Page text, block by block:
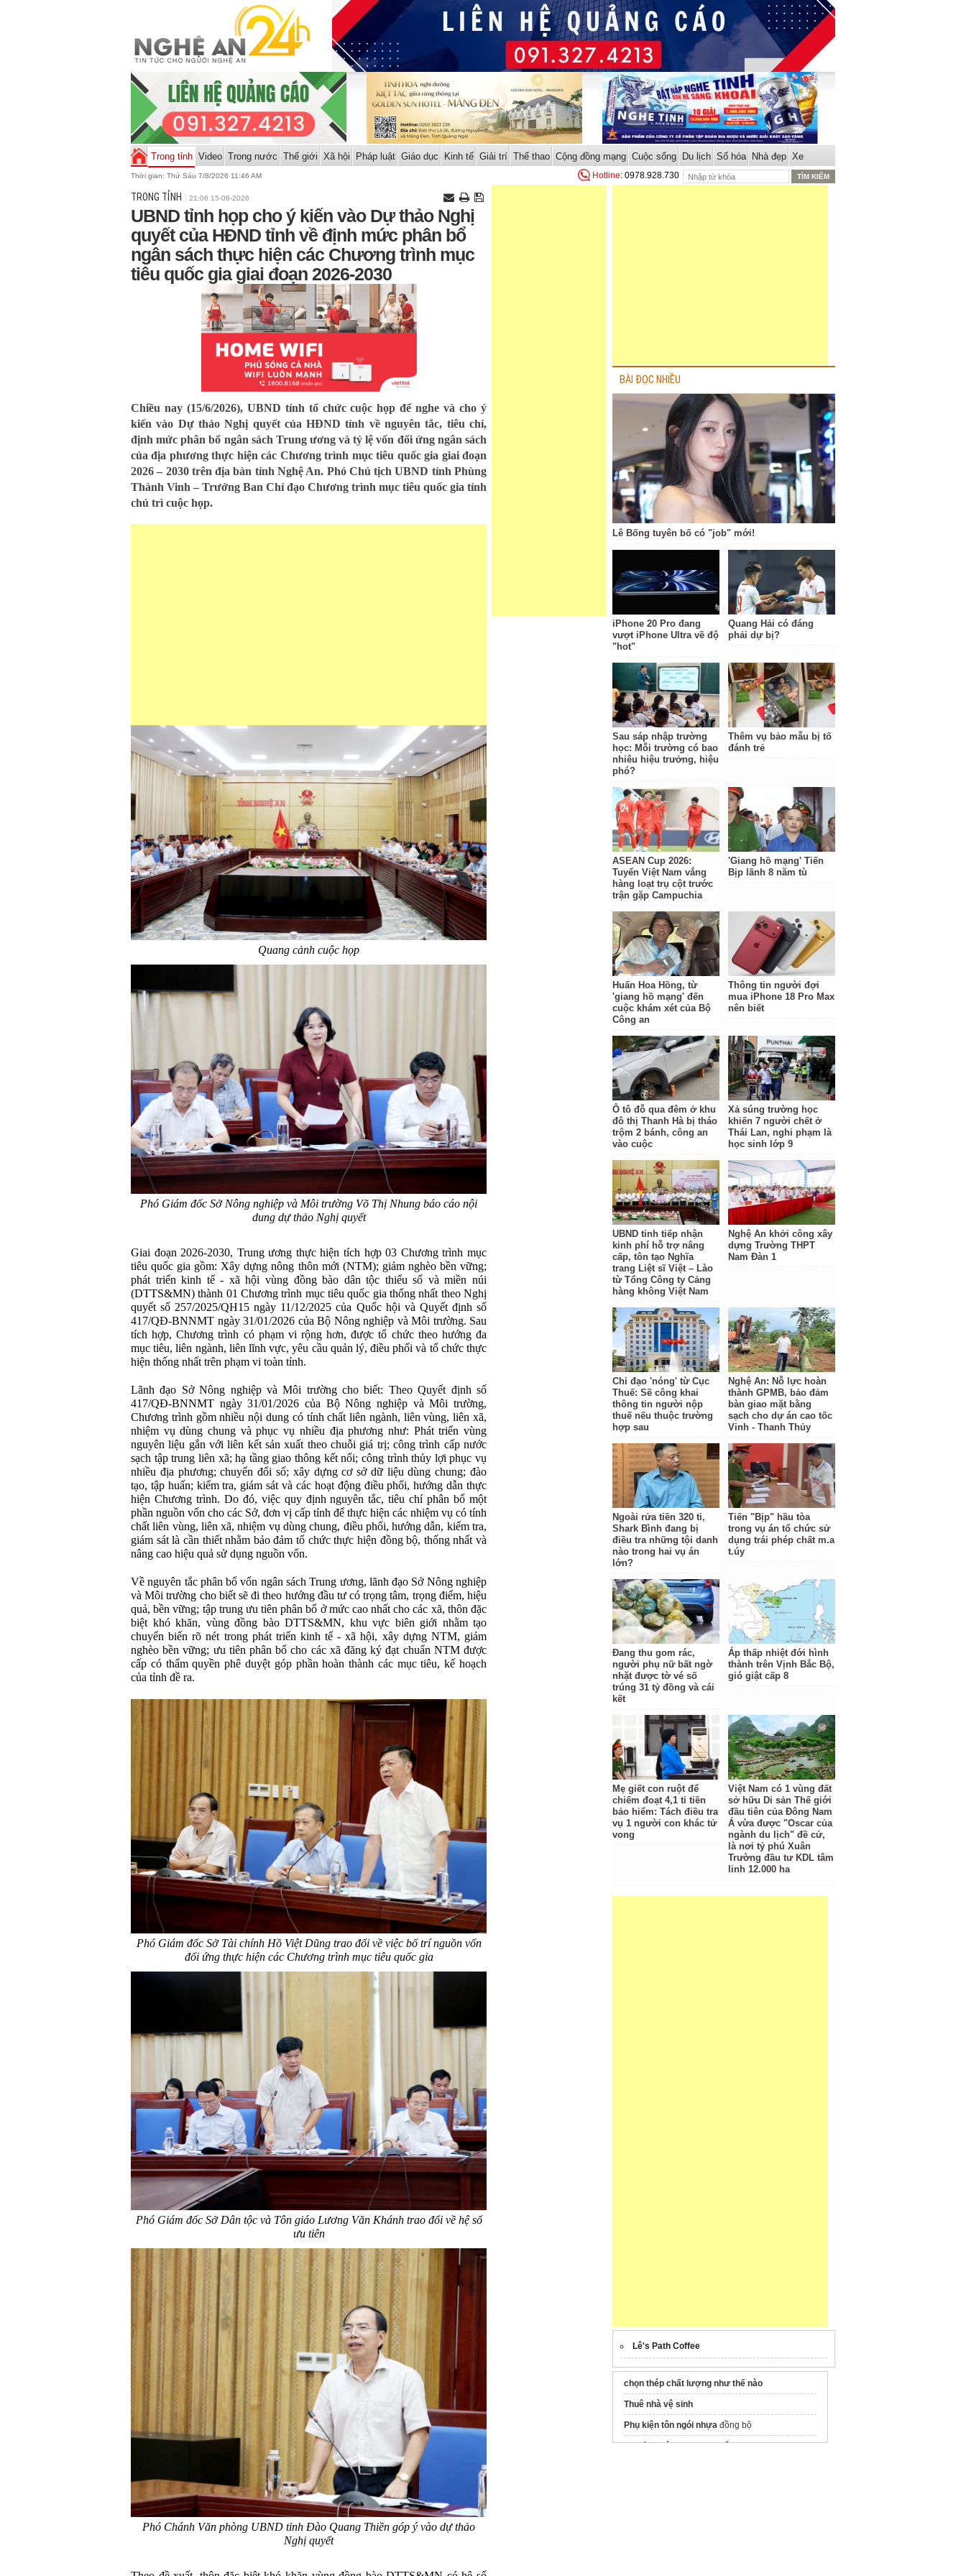
Trong tỉnh Video Trong nước Thế giới Xã hội Pháp luật Giáo dục Kinh tế Giải trí Thể thao Cộng đồng mạng Cuộc sống Du lịch Số hóa Nhà đẹp Xe
Thời gian: Thứ Sáu 7/8/2026 11:46 AM Hotline: 0978.928.730
TRONG TỈNH 21:06 15-06-2026
UBND tỉnh họp cho ý kiến vào Dự thảo Nghị
quyết của HĐND tỉnh về định mức phân bổ
ngân sách thực hiện các Chương trình mục
tiêu quốc gia giai đoạn 2026-2030
Chiều nay (15/6/2026), UBND tỉnh tổ chức cuộc họp để nghe và cho ý
kiến vào Dự thảo Nghị quyết của HĐND tỉnh về nguyên tắc, tiêu chí,
định mức phân bổ ngân sách Trung ương và tỷ lệ vốn đối ứng ngân sách
của địa phương thực hiện các Chương trình mục tiêu quốc gia giai đoạn
2026 – 2030 trên địa bàn tỉnh Nghệ An. Phó Chủ tịch UBND tỉnh Phùng
Thành Vinh – Trưởng Ban Chỉ đạo Chương trình mục tiêu quốc gia tỉnh
chủ trì cuộc họp.
Quang cảnh cuộc họp
Phó Giám đốc Sở Nông nghiệp và Môi trường Võ Thị Nhung báo cáo nội
dung dự thảo Nghị quyết
Giai đoạn 2026-2030, Trung ương thực hiện tích hợp 03 Chương trình mục
tiêu quốc gia gồm: Xây dựng nông thôn mới (NTM); giảm nghèo bền vững;
phát triển kinh tế - xã hội vùng đồng bào dân tộc thiểu số và miền núi
(DTTS&MN) thành 01 Chương trình mục tiêu quốc gia thống nhất theo Nghị
quyết số 257/2025/QH15 ngày 11/12/2025 của Quốc hội và Quyết định số
417/QĐ-BNNMT ngày 31/01/2026 của Bộ Nông nghiệp và Môi trường. Sau
tích hợp, Chương trình có phạm vi rộng hơn, được tổ chức theo hướng đa
mục tiêu, liên ngành, liên lĩnh vực, yêu cầu quản lý, điều phối và tổ chức thực
hiện thống nhất trên phạm vi toàn tỉnh.
Lãnh đạo Sở Nông nghiệp và Môi trường cho biết: Theo Quyết định số
417/QĐ-BNNMT ngày 31/01/2026 của Bộ Nông nghiệp và Môi trường,
Chương trình gồm nhiều nội dung có tính chất liên ngành, liên vùng, liên xã,
nhiệm vụ dùng chung và phục vụ nhiều địa phương như: Phát triển vùng
nguyên liệu gắn với liên kết sản xuất theo chuỗi giá trị; công trình cấp nước
sạch tập trung liên xã; hạ tầng giao thông kết nối; công trình thủy lợi phục vụ
nhiều địa phương; chuyển đổi số; xây dựng cơ sở dữ liệu dùng chung; đào
tạo, tập huấn; kiểm tra, giám sát và các hoạt động điều phối, hướng dẫn thực
hiện Chương trình. Do đó, việc quy định nguyên tắc, tiêu chí phân bổ một
phần nguồn vốn cho các Sở, đơn vị cấp tỉnh để thực hiện các nhiệm vụ có tính
chất liên vùng, liên xã, nhiệm vụ dùng chung, điều phối, hướng dẫn, kiểm tra,
giám sát là cần thiết nhằm bảo đảm tổ chức thực hiện đồng bộ, thống nhất và
nâng cao hiệu quả sử dụng nguồn vốn.
Về nguyên tắc phân bổ vốn ngân sách Trung ương, lãnh đạo Sở Nông nghiệp
và Môi trường cho biết sẽ đi theo hướng đầu tư có trọng tâm, trọng điểm, hiệu
quả, bền vững; tập trung ưu tiên phân bổ ở mức cao nhất cho các xã, thôn đặc
biệt khó khăn, vùng đồng bào DTTS&MN, khu vực biên giới nhằm tạo
chuyển biến rõ nét trong phát triển kinh tế - xã hội, xây dựng NTM, giảm
nghèo bền vững; ưu tiên phân bổ cho các xã đăng ký đạt chuẩn NTM được
cấp có thẩm quyền phê duyệt góp phần hoàn thành các mục tiêu, kế hoạch
của tỉnh đề ra.
Phó Giám đốc Sở Tài chính Hồ Việt Dũng trao đổi về việc bố trí nguồn vốn
đối ứng thực hiện các Chương trình mục tiêu quốc gia
Phó Giám đốc Sở Dân tộc và Tôn giáo Lương Văn Khánh trao đổi về hệ số
ưu tiên
Phó Chánh Văn phòng UBND tỉnh Đào Quang Thiền góp ý vào dự thảo
Nghị quyết
BÀI ĐỌC NHIỀU
Lê Bống tuyên bố có "job" mới!
iPhone 20 Pro đang
vượt iPhone Ultra về độ
"hot"
Quang Hải có đáng
phải dự bị?
Sau sáp nhập trường
học: Mỗi trường có bao
nhiêu hiệu trưởng, hiệu
phó?
Thêm vụ bảo mẫu bị tố
đánh trẻ
ASEAN Cup 2026:
Tuyển Việt Nam vắng
hàng loạt trụ cột trước
trận gặp Campuchia
'Giang hồ mạng' Tiến
Bịp lãnh 8 năm tù
Huấn Hoa Hồng, từ
'giang hồ mạng' đến
cuộc khám xét của Bộ
Công an
Thông tin người đợi
mua iPhone 18 Pro Max
nên biết
Ô tô đỗ qua đêm ở khu
đô thị Thanh Hà bị tháo
trộm 2 bánh, công an
vào cuộc
Xả súng trường học
khiến 7 người chết ở
Thái Lan, nghi phạm là
học sinh lớp 9
UBND tỉnh tiếp nhận
kinh phí hỗ trợ nâng
cấp, tôn tạo Nghĩa
trang Liệt sĩ Việt – Lào
từ Tổng Công ty Cảng
hàng không Việt Nam
Nghệ An khởi công xây
dựng Trường THPT
Nam Đàn 1
Chỉ đạo 'nóng' từ Cục
Thuế: Sẽ công khai
thông tin người nộp
thuế nếu thuộc trường
hợp sau
Nghệ An: Nỗ lực hoàn
thành GPMB, bảo đảm
bàn giao mặt bằng
sạch cho dự án cao tốc
Vinh - Thanh Thủy
Ngoài rửa tiền 320 tỉ,
Shark Bình đang bị
điều tra những tội danh
nào trong hai vụ án
lớn?
Tiến "Bịp" hầu tòa
trong vụ án tổ chức sử
dụng trái phép chất m.a
t.úy
Đang thu gom rác,
người phụ nữ bất ngờ
nhặt được tờ vé số
trúng 31 tỷ đồng và cái
kết
Áp thấp nhiệt đới hình
thành trên Vịnh Bắc Bộ,
gió giật cấp 8
Mẹ giết con ruột để
chiếm đoạt 4,1 tỉ tiền
bảo hiểm: Tách điều tra
vụ 1 người con khác tử
vong
Việt Nam có 1 vùng đất
sở hữu Di sản Thế giới
đầu tiên của Đông Nam
Á vừa được "Oscar của
ngành du lịch" đề cử,
là nơi tỷ phú Xuân
Trường đầu tư KDL tâm
linh 12.000 ha
Lê's Path Coffee
chọn thép chất lượng như thế nào
Thuê nhà vệ sinh
Phụ kiện tôn ngói nhựa đồng bộ
Thi côngđá granitocao cấp